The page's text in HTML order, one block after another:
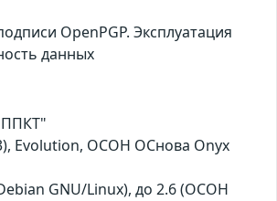
OpenPGP. Эксплуатация
данных
Evolution, ОСОН ОСнова Оnyx
GNU/Linux), до 2.6 (ОСОН